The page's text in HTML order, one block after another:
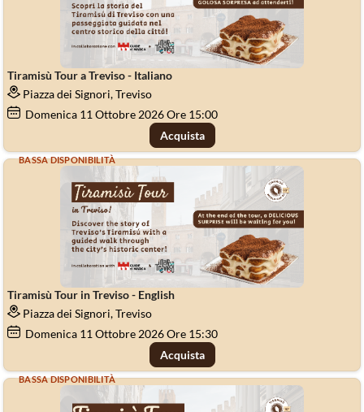
Tiramisù Tour a Treviso - Italiano
Piazza dei Signori, Treviso
Domenica 11 Ottobre 2026Ore 15:00
Acquista
Tiramisù Tour in Treviso - English
Piazza dei Signori, Treviso
Domenica 11 Ottobre 2026Ore 15:30
BASSA DISPONIBILITÀ
Acquista
BASSA DISPONIBILITÀ